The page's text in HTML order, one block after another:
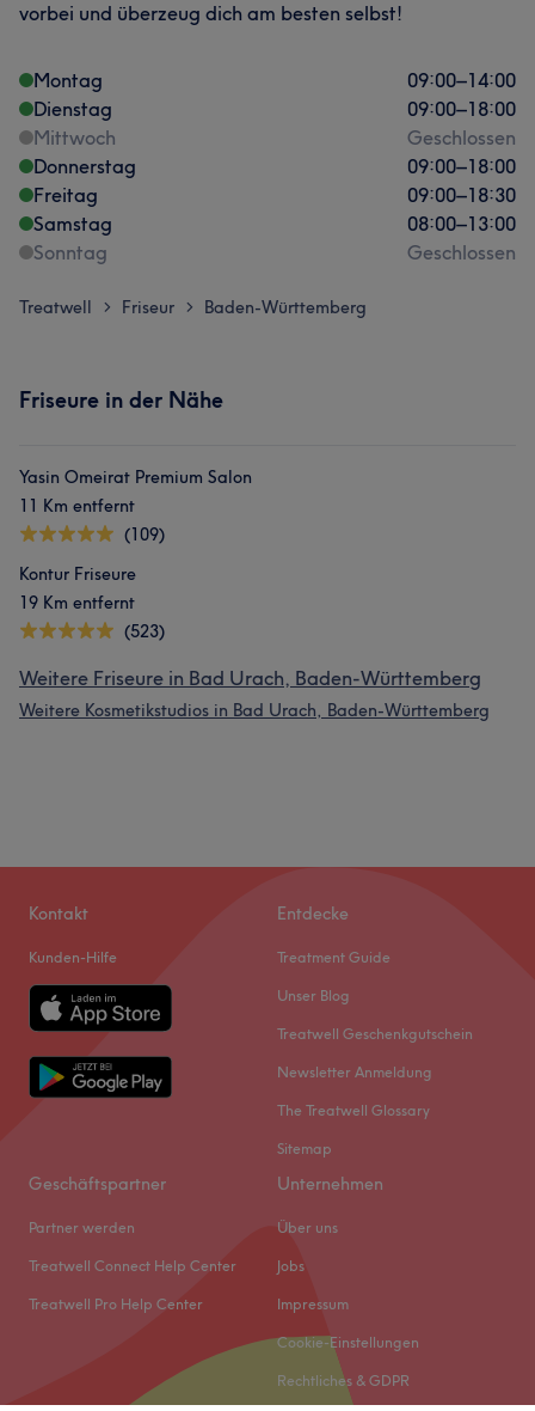
vorbei und überzeug dich am besten selbst!
Montag 09:00–14:00
Dienstag
09:00–18:00
Mittwoch
Geschlossen
Donnerstag
09:00–18:00
Freitag
09:00–18:30
Samstag
08:00–13:00
Sonntag
Geschlossen
Treatwell > Friseur > Baden-Württemberg
Friseure in der Nähe
Yasin Omeirat Premium Salon
11 Km entfernt
(109)
Kontur Friseure
19 Km entfernt
(523)
Weitere Friseure in Bad Urach, Baden-Württemberg
Weitere Kosmetikstudios in Bad Urach, Baden-Württemberg
Kontakt
Kunden-Hilfe
Entdecke
Treatment Guide
Unser Blog
Treatwell Geschenkgutschein
Newsletter Anmeldung
The Treatwell Glossary
Sitemap
Geschäftspartner
Partner werden
Treatwell Connect Help Center
Treatwell Pro Help Center
Unternehmen
Über uns
Jobs
Impressum
Cookie-Einstellungen
Rechtliches & GDPR